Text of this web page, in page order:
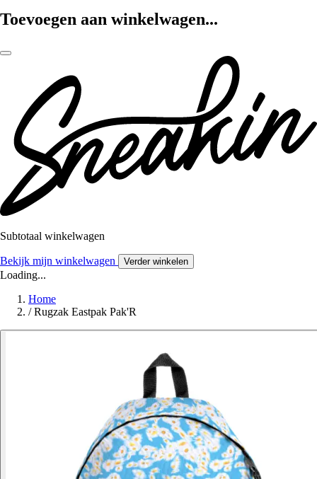
Toevoegen aan winkelwagen...
Subtotaal winkelwagen
Bekijk mijn winkelwagen Verder winkelen
Loading...
Home
/ Rugzak Eastpak Pak'R